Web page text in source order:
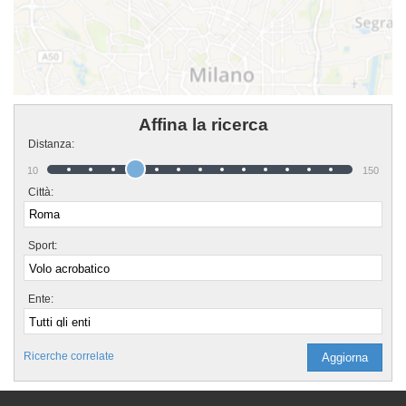
Affina la ricerca
Distanza:
10 150
Città:
Sport:
Ente:
Ricerche correlate